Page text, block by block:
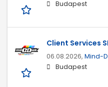
Budapest
Client Services
06.08.2026, Mind-
Budapest